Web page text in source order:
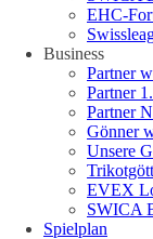
EHC-
Business
Partner
Partner
Partner
Gönner
Unsere
EVEX
SWICA
Spielplan